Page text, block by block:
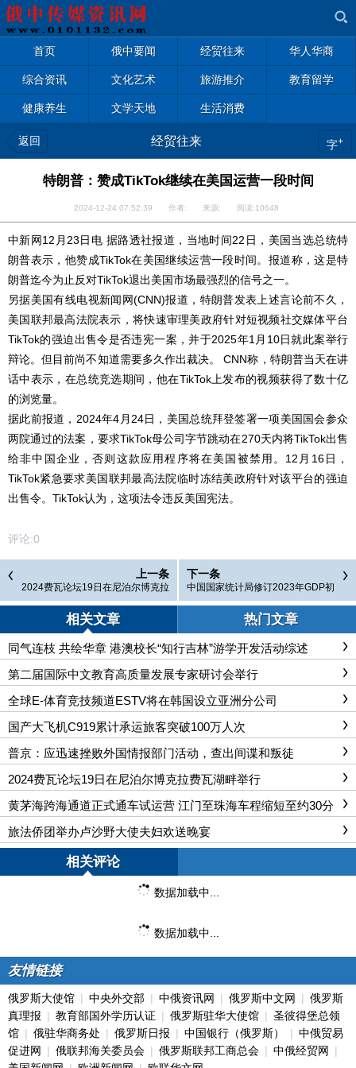
首页 俄中要闻 经贸往来 华人华商
综合资讯 文化艺术 旅游推介 教育留学
健康养生 文学天地 生活消费
返回 经贸往来 字+
特朗普：赞成TikTok继续在美国运营一段时间
2024-12-24 07:52:39 作者: 来源: 阅读:10648
中新网12月23日电 据路透社报道，当地时间22日，美国当选总统特
朗普表示，他赞成TikTok在美国继续运营一段时间。报道称，这是特
朗普迄今为止反对TikTok退出美国市场最强烈的信号之一。
另据美国有线电视新闻网(CNN)报道，特朗普发表上述言论前不久，
美国联邦最高法院表示，将快速审理美政府针对短视频社交媒体平台
TikTok的强迫出售令是否违宪一案，并于2025年1月10日就此案举行
辩论。但目前尚不知道需要多久作出裁决。CNN称，特朗普当天在讲
话中表示，在总统竞选期间，他在TikTok上发布的视频获得了数十亿
的浏览量。
据此前报道，2024年4月24日，美国总统拜登签署一项美国国会参众
两院通过的法案，要求TikTok母公司字节跳动在270天内将TikTok出售
给非中国企业，否则这款应用程序将在美国被禁用。12月16日，
TikTok紧急要求美国联邦最高法院临时冻结美政府针对该平台的强迫
出售令。TikTok认为，这项法令违反美国宪法。
评论:0
上一条
2024费瓦论坛19日在尼泊尔博克拉
费瓦湖畔举行
下一条
中国国家统计局修订2023年GDP初
步核算数
相关文章 热门文章
同气连枝 共绘华章 港澳校长“知行吉林”游学开发活动综述
第二届国际中文教育高质量发展专家研讨会举行
全球E-体育竞技频道ESTV将在韩国设立亚洲分公司
国产大飞机C919累计承运旅客突破100万人次
普京：应迅速挫败外国情报部门活动，查出间谍和叛徒
2024费瓦论坛19日在尼泊尔博克拉费瓦湖畔举行
黄茅海跨海通道正式通车试运营 江门至珠海车程缩短至约30分
钟
旅法侨团举办卢沙野大使夫妇欢送晚宴
相关评论
数据加载中...
数据加载中...
友情链接
俄罗斯大使馆 | 中央外交部 | 中俄资讯网 | 俄罗斯中文网 | 俄罗斯
真理报 | 教育部国外学历认证 | 俄罗斯驻华大使馆 | 圣彼得堡总领
馆 | 俄驻华商务处 | 俄罗斯日报 | 中国银行（俄罗斯） | 中俄贸易
促进网 | 俄联邦海关委员会 | 俄罗斯联邦工商总会 | 中俄经贸网 |